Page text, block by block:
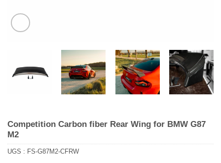
Competition Carbon fiber Rear Wing for BMW G87
M2
UGS : FS-G87M2-CFRW